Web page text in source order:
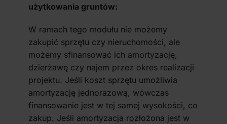
użytkowania gruntów:
W ramach tego modułu nie możemy
zakupić sprzętu czy nieruchomości, ale
możemy sfinansować ich amortyzację,
dzierżawę czy najem przez okres realizacji
projektu. Jeśli koszt sprzętu umożliwia
amortyzację jednorazową, wówczas
finansowanie jest w tej samej wysokości, co
zakup. Jeśli amortyzacja rozłożona jest w